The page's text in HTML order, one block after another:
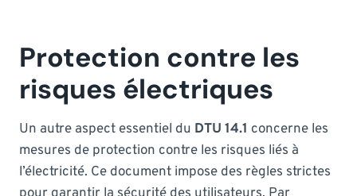
Protection contre les
risques électriques
Un autre aspect essentiel du DTU 14.1 concerne les
mesures de protection contre les risques liés à
l’électricité. Ce document impose des règles strictes